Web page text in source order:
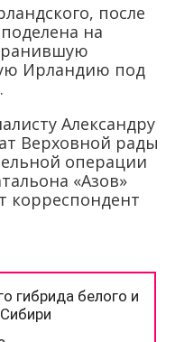
после
на
Ирландию под
Александру
Верховной рады
операции
«Азов»
корреспондент